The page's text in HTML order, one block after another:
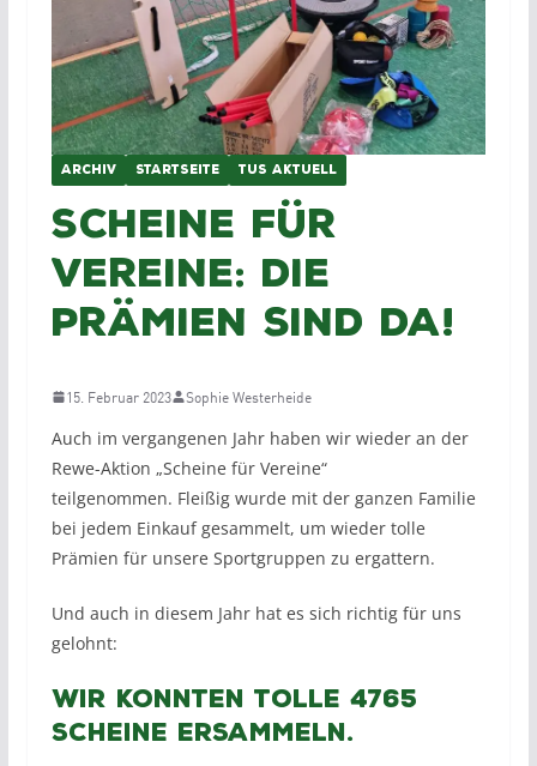
ARCHIV STARTSEITE TUS AKTUELL
Scheine für
Vereine: Die
Prämien sind da!
15. Februar 2023 Sophie Westerheide
Auch im vergangenen Jahr haben wir wieder an der
Rewe-Aktion „Scheine für Vereine“
teilgenommen. Fleißig wurde mit der ganzen Familie
bei jedem Einkauf gesammelt, um wieder tolle
Prämien für unsere Sportgruppen zu ergattern.
Und auch in diesem Jahr hat es sich richtig für uns
gelohnt:
Wir konnten tolle 4765
Scheine ersammeln.